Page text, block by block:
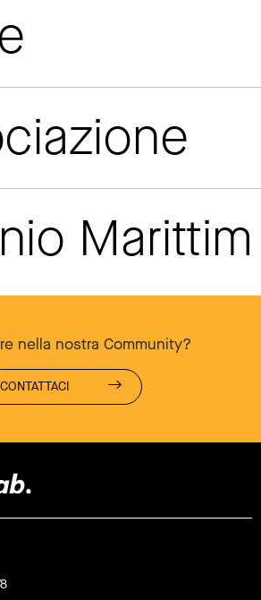
nella nostra Community?
CONTATTACI